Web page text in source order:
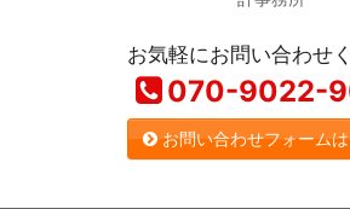
お気軽にお問い合わせ
070-9022-
お問い合わせフォーム